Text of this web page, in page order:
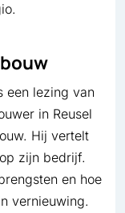
een lezing van
in Reusel
Hij vertelt
zijn bedrijf.
en hoe
vernieuwing.